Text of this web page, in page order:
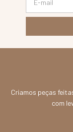
Criamos peças
com